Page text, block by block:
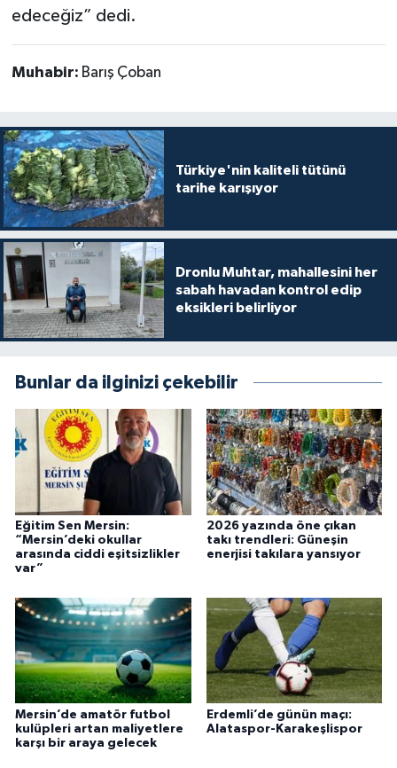
edeceğiz” dedi.
Muhabir: Barış Çoban
Türkiye'nin kaliteli tütünü
tarihe karışıyor
Dronlu Muhtar, mahallesini her
sabah havadan kontrol edip
eksikleri belirliyor
Bunlar da ilginizi çekebilir
Eğitim Sen Mersin:
“Mersin’deki okullar
arasında ciddi eşitsizlikler
var”
2026 yazında öne çıkan
takı trendleri: Güneşin
enerjisi takılara yansıyor
Mersin’de amatör futbol
kulüpleri artan maliyetlere
karşı bir araya gelecek
Erdemli’de günün maçı:
Alataspor-Karakeşlispor